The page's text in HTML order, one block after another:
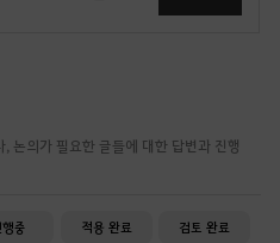
논의가 필요한 글들에 대한 답변과 진행
행중 적용 완료 검토 완료